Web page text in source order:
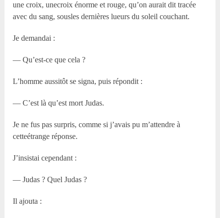
une croix, unecroix énorme et rouge, qu’on aurait dit tracée
avec du sang, sousles dernières lueurs du soleil couchant.
Je demandai :
— Qu’est-ce que cela ?
L’homme aussitôt se signa, puis répondit :
— C’est là qu’est mort Judas.
Je ne fus pas surpris, comme si j’avais pu m’attendre à
cetteétrange réponse.
J’insistai cependant :
— Judas ? Quel Judas ?
Il ajouta :